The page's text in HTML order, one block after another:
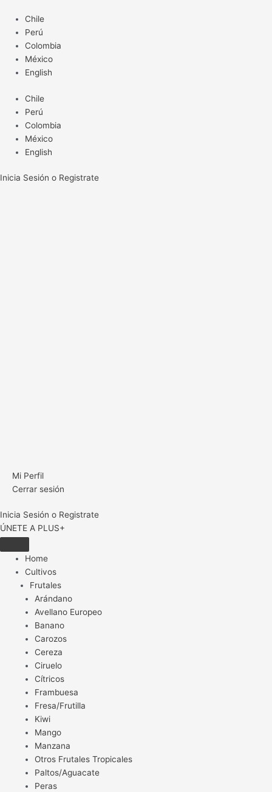
contenido
Chile
Perú
Colombia
México
English
Chile
Perú
Colombia
México
English
Inicia Sesión o Registrate
Mi Perfil
Cerrar sesión
Inicia Sesión o Registrate
ÚNETE A PLUS+
Home
Cultivos
Frutales
Arándano
Avellano Europeo
Banano
Carozos
Cereza
Ciruelo
Cítricos
Frambuesa
Fresa/Frutilla
Kiwi
Mango
Manzana
Otros Frutales Tropicales
Paltos/Aguacate
Peras